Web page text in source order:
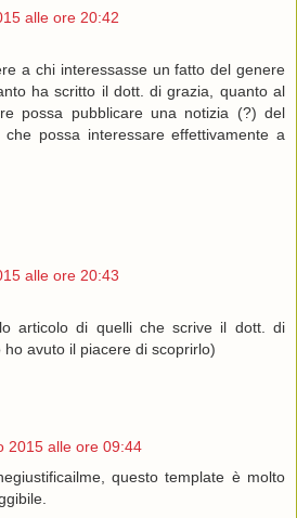
alle ore 20:42
a chi interessasse un fatto del genere
ha scritto il dott. di grazia, quanto al
possa pubblicare una notizia (?) del
che possa interessare effettivamente a
alle ore 20:43
articolo di quelli che scrive il dott. di
avuto il piacere di scoprirlo)
2015 alle ore 09:44
questo template è molto